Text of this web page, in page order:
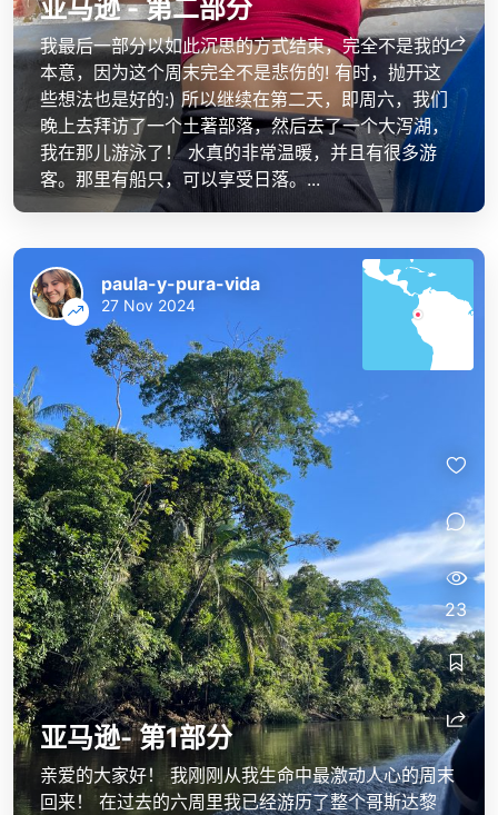
亚马逊 - 第二部分
我最后一部分以如此沉思的方式结束，完全不是我的
本意，因为这个周末完全不是悲伤的! 有时，抛开这
些想法也是好的:) 所以继续在第二天，即周六，我们
晚上去拜访了一个土著部落，然后去了一个大泻湖，
我在那儿游泳了！ 水真的非常温暖，并且有很多游
客。那里有船只，可以享受日落。...
亚马逊- 第1部分
亲爱的大家好！ 我刚刚从我生命中最激动人心的周末
回来！ 在过去的六周里我已经游历了整个哥斯达黎
paula-y-pura-vida
27 Nov 2024
23